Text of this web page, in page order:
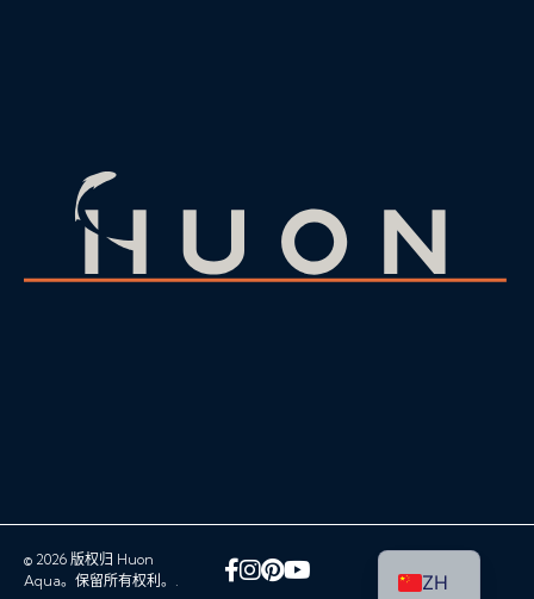
© 2026 版权归 Huon
Aqua。保留所有权利。.
脸书
Instagram
Pinterest
YouTube ZH